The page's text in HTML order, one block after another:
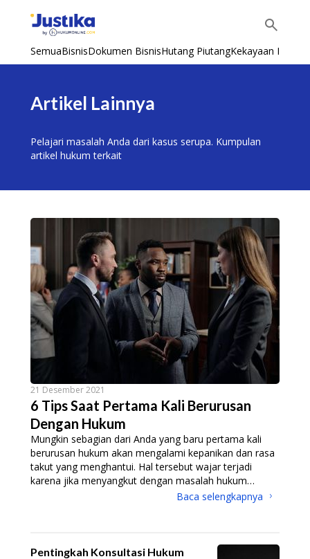
SemuaBisnisDokumen BisnisHutang PiutangKekayaan
Artikel Lainnya
Pelajari masalah Anda dari kasus serupa. Kumpulan
artikel hukum terkait
21 Desember 2021
6 Tips Saat Pertama Kali Berurusan
Dengan Hukum
Mungkin sebagian dari Anda yang baru pertama kali
berurusan hukum akan mengalami kepanikan dan rasa
takut yang menghantui. Hal tersebut wajar terjadi
karena jika menyangkut dengan masalah hukum
tentunya akan erat kaitannya dengan hukuman
Baca selengkapnya
Pentingkah Konsultasi Hukum